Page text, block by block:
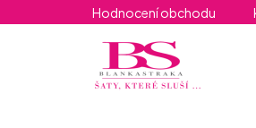
na
Hodnocení obchodu